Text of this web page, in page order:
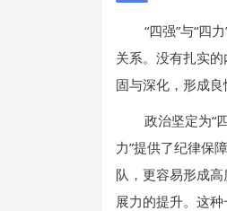
“四强”与“四
关系。没有扎实
固与深化，形成良
政治坚定为“
力”提供了纪律保
队，更容易形成
展力的提升。这种